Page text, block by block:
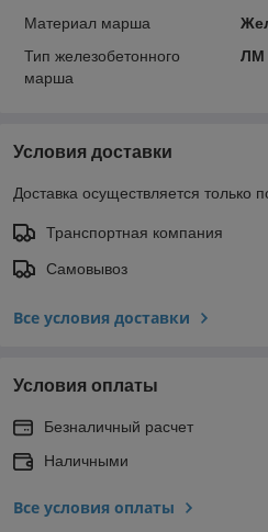
Материал марша
Тип железобетонного
марша
ЛМ
Условия доставки
Доставка осуществляется только
Транспортная компания
Самовывоз
Все условия доставки
Условия оплаты
Безналичный расчет
Наличными
Все условия оплаты